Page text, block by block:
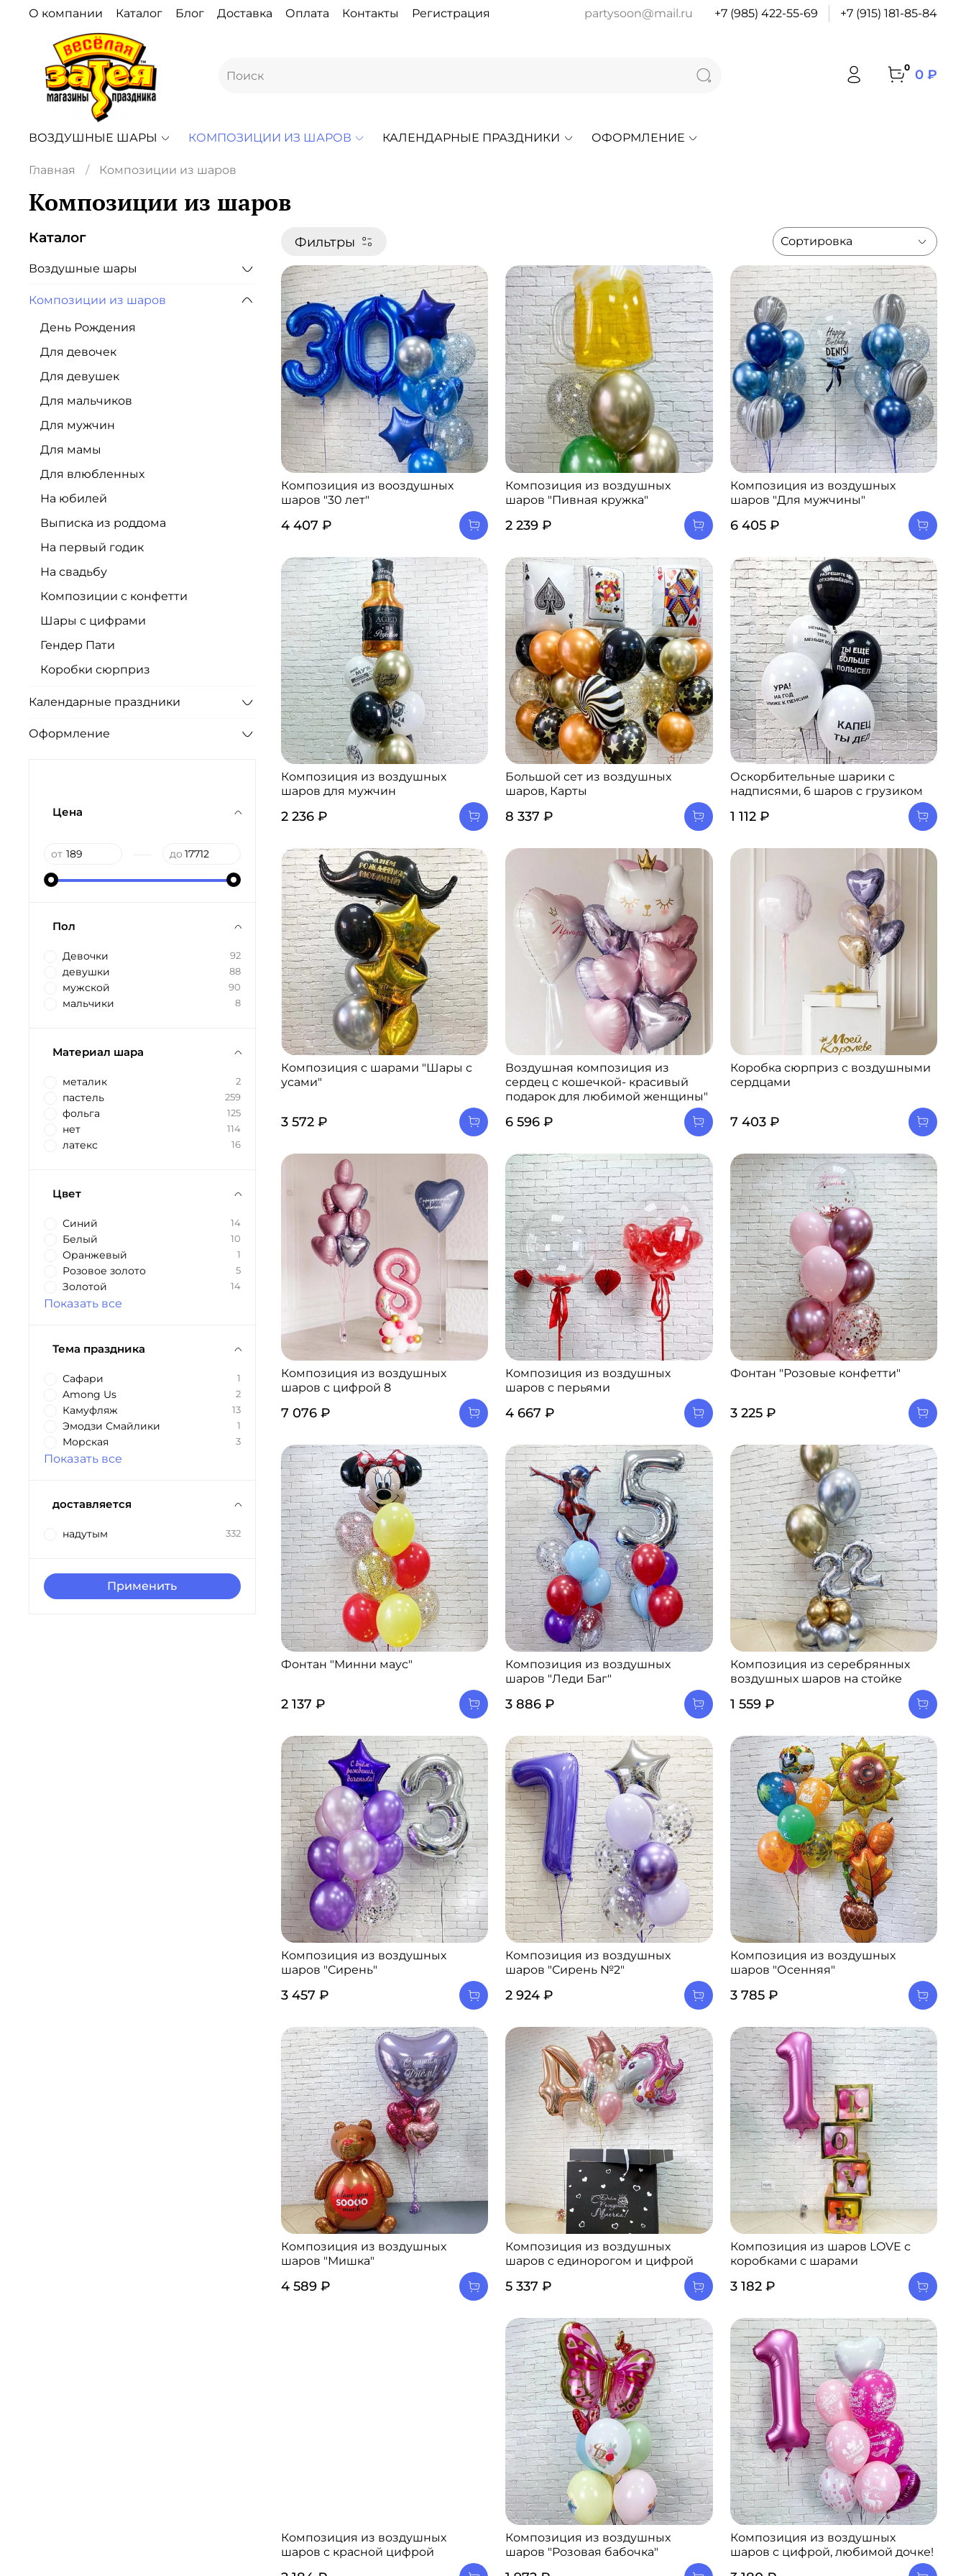
О компании Каталог Блог Доставка Оплата Контакты Регистрация partysoon@mail.ru +7 (985) 422-55-69 +7 (915) 181-85-84
0 0 ₽
ВОЗДУШНЫЕ ШАРЫ КОМПОЗИЦИИ ИЗ ШАРОВ КАЛЕНДАРНЫЕ ПРАЗДНИКИ ОФОРМЛЕНИЕ
Главная Композиции из шаров
Композиции из шаров
Фильтры
Композиция из вооздушных
шаров "30 лет"
4 407 ₽
Композиция из воздушных
шаров "Пивная кружка"
2 239 ₽
Композиция из воздушных
шаров "Для мужчины"
6 405 ₽
Композиция из воздушных
шаров для мужчин
2 236 ₽
Большой сет из воздушных
шаров, Карты
8 337 ₽
Оскорбительные шарики с
надписями, 6 шаров с грузиком
1 112 ₽
Композиция с шарами "Шары с
усами"
3 572 ₽
Воздушная композиция из
сердец с кошечкой- красивый
подарок для любимой женщины"
6 596 ₽
Коробка сюрприз с воздушными
сердцами
7 403 ₽
Композиция из воздушных
шаров с цифрой 8
7 076 ₽
Композиция из воздушных
шаров с перьями
4 667 ₽
Фонтан "Розовые конфетти"
3 225 ₽
Фонтан "Минни маус"
2 137 ₽
Композиция из воздушных
шаров "Леди Баг"
3 886 ₽
Композиция из серебрянных
воздушных шаров на стойке
1 559 ₽
Композиция из воздушных
шаров "Сирень"
3 457 ₽
Композиция из воздушных
шаров "Сирень №2"
2 924 ₽
Композиция из воздушных
шаров "Осенняя"
3 785 ₽
Композиция из воздушных
шаров "Мишка"
4 589 ₽
Композиция из воздушных
шаров с единорогом и цифрой
5 337 ₽
Композиция из шаров LOVE с
коробками с шарами
3 182 ₽
Композиция из воздушных
шаров с красной цифрой
Композиция из воздушных
шаров "Розовая бабочка"
Композиция из воздушных
шаров с цифрой, любимой дочке!
Каталог
Воздушные шары
Композиции из шаров
День Рождения
Для девочек
Для девушек
Для мальчиков
Для мужчин
Для мамы
Для влюбленных
На юбилей
Выписка из роддома
На первый годик
На свадьбу
Композиции с конфетти
Шары с цифрами
Гендер Пати
Коробки сюрприз
Календарные праздники
Оформление
Цена
от до
Пол
Девочки 92
девушки 88
мужской 90
мальчики 8
Материал шара
металик 2
пастель 259
фольга 125
нет 114
латекс 16
Цвет
Синий 14
Белый 10
Оранжевый 1
Розовое золото 5
Золотой 14
Показать все
Тема праздника
Сафари 1
Among Us 2
Камуфляж 13
Эмодзи Смайлики 1
Морская 3
Показать все
доставляется
надутым 332
Применить